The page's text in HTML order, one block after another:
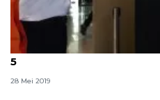
Bandara Juanda
5
28 Mei 2019